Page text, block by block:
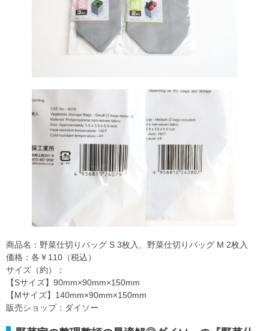
商品名：野菜仕切りバッグ S 3枚入、野菜仕切りバッグ M 2枚入
価格：各￥110（税込）
サイズ（約）：
【Sサイズ】90mm×90mm×150mm
【Mサイズ】140mm×90mm×150mm
販売ショップ：ダイソー